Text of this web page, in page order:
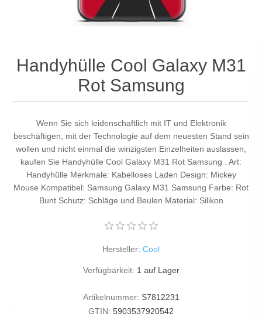
Handyhülle Cool Galaxy M31
Rot Samsung
Wenn Sie sich leidenschaftlich mit IT und Elektronik
beschäftigen, mit der Technologie auf dem neuesten Stand sein
wollen und nicht einmal die winzigsten Einzelheiten auslassen,
kaufen Sie Handyhülle Cool Galaxy M31 Rot Samsung . Art:
Handyhülle Merkmale: Kabelloses Laden Design: Mickey
Mouse Kompatibel: Samsung Galaxy M31 Samsung Farbe: Rot
Bunt Schutz: Schläge und Beulen Material: Silikon
Hersteller: Cool
Verfügbarkeit: 1 auf Lager
Artikelnummer: S7812231
GTIN: 5903537920542